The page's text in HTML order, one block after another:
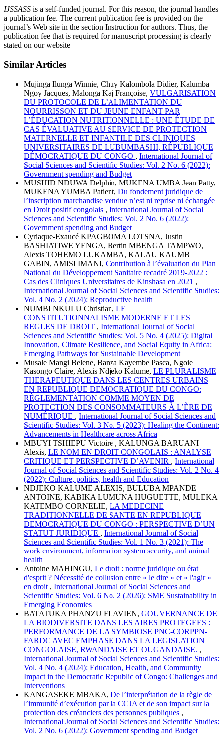
IJSSASS is a self-funded journal. For this reason, the journal handles
a publication fee. The current publication fee is provided on the
journal’s Web site in the section Instruction for authors. Thus, the
publication fee that is required for manuscript processing is clearly
stated on our website
Similar Articles
Mujinga Ilunga Winnie, Chuy Kalombola Didier, Kalumba
Ngoy Jacques, Malonga Kaj Françoise, VULGARISATION
DU PROTOCOLE DE L’ALIMENTATION DU
NOURRISSON ET DU JEUNE ENFANT PAR
L’ÉDUCATION NUTRITIONNELLE : UNE ÉTUDE DE
CAS ÉVALUATIVE AU SERVICE DE PROTECTION
MATERNELLE ET INFANTILE DES CLINIQUES
UNIVERSITAIRES DE LUBUMBASHI, RÉPUBLIQUE
DÉMOCRATIQUE DU CONGO , International Journal of
Social Sciences and Scientific Studies: Vol. 2 No. 6 (2022):
Government spending and Budget
MUSHID NDUWA Delphin, MUKENA UMBA Jean Patty,
MUKENA YUMBA Patient, Du fondement juridique de
l’inscription marchandise vendue n’est ni reprise ni échangée
en Droit positif congolais , International Journal of Social
Sciences and Scientific Studies: Vol. 2 No. 6 (2022):
Government spending and Budget
Cyriaque-Exaucé KPAGBOMA LOTSNA, Justin
BASHIATIWE YENGA, Bertin MBENGA TAMPWO,
Alexis TOHEMO LUKAMBA, KALAU KAUMB
GABIN, AMISI IMANI, Contribution à l’évaluation du Plan
National du Développement Sanitaire recadré 2019-2022 :
Cas des Cliniques Universitaires de Kinshasa en 2021 ,
International Journal of Social Sciences and Scientific Studies:
Vol. 4 No. 2 (2024): Reproductive health
NUMBI NKULU Christian, LE
CONSTITUTIONNALISME MODERNE ET LES
REGLES DE DROIT , International Journal of Social
Sciences and Scientific Studies: Vol. 5 No. 4 (2025): Digital
Innovation, Climate Resilience, and Social Equity in Africa:
Emerging Pathways for Sustainable Development
Musale Mangi Belene, Banza Kayembe Pasca, Ngoie
Kasongo Claire, Alexis Ndjeko Kalume, LE PLURALISME
THERAPEUTIQUE DANS LES CENTRES URBAINS
EN REPUBLIQUE DEMOCRATIQUE DU CONGO:
RÈGLEMENTATION COMME MOYEN DE
PROTECTION DES CONSOMMATEURS À L’ÈRE DE
NUMÉRIQUE , International Journal of Social Sciences and
Scientific Studies: Vol. 3 No. 5 (2023): Healing the Continent:
Advancements in Healthcare across Africa
MBUYI TSHIEPU Victoire , KALUNGA BARUANI
Alexis, LE NOM EN DROIT CONGOLAIS : ANALYSE
CRITIQUE ET PERSPECTIVE D’AVENIR , International
Journal of Social Sciences and Scientific Studies: Vol. 2 No. 4
(2022): Culture, politics, health and Education
NDJEKO KALUME ALEXIS, BULUBA MPANDE
ANTOINE, KABIKA LUMUNA HUGUETTE, MULEKA
KATEMBO CORNELIE, LA MEDECINE
TRADITIONNELLE DE SANTE EN REPUBLIQUE
DEMOCRATIQUE DU CONGO : PERSPECTIVE D’UN
STATUT JURIDIQUE , International Journal of Social
Sciences and Scientific Studies: Vol. 1 No. 3 (2021): The
work environment, information system security, and animal
health
Antoine MAHINGU, Le droit : norme juridique ou état
d'esprit ? Nécessité de collusion entre « le dire » et « l'agir »
en droit , International Journal of Social Sciences and
Scientific Studies: Vol. 6 No. 2 (2026): SME Sustainability in
Emerging Economies
BATATUKA PHANZU FLAVIEN, GOUVERNANCE DE
LA BIODIVERSITE DANS LES AIRES PROTEGEES :
PERFORMANCE DE LA SYMBIOSE PNC-CORPPN-
FARDC AVEC EMPHASE DANS LA LEGISLATION
CONGOLAISE, RWANDAISE ET OUGANDAISE. ,
International Journal of Social Sciences and Scientific Studies:
Vol. 4 No. 4 (2024): Education, Health, and Community
Impact in the Democratic Republic of Congo: Challenges and
Interventions
KANGASEKE MBAKA, De l’interprétation de la règle de
l’immunité d’exécution par la CCJA et de son impact sur la
protection des créanciers des personnes publiques ,
International Journal of Social Sciences and Scientific Studies:
Vol. 2 No. 6 (2022): Government spending and Budget